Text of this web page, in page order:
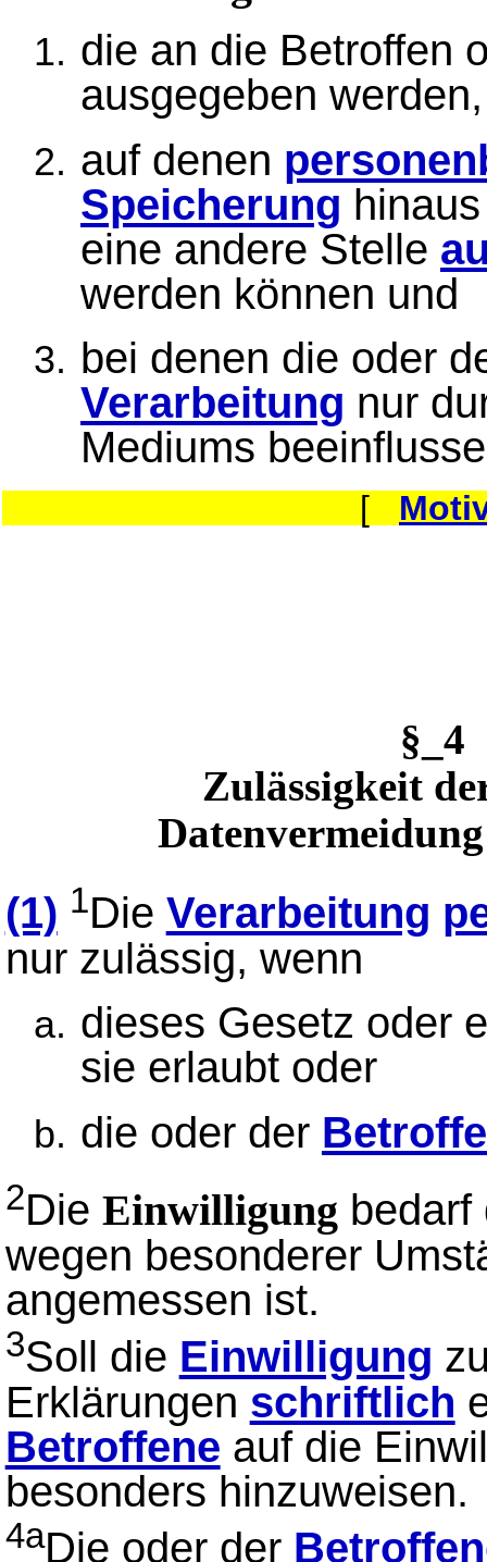
die an die Betroffen
ausgegeben werden,
auf denen
Speicherung
eine andere Stelle
werden können und
bei denen die oder
Verarbeitung nur
Mediums
[
Zulässigkeit
(1) 1Die Verarbeitung
nur zulässig, wenn
dieses Gesetz oder
sie erlaubt oder
die oder der
2Die Einwilligung
wegen besonderer
angemessen ist.
3Soll die Einwilligung
Erklärungen schriftlich
Betroffene auf die
besonders hinzuweisen.
4aDie oder der